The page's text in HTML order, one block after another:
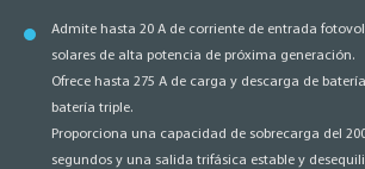
Admite hasta 20 A de corriente de entrada
solares de alta potencia de próxima generación.
Ofrece hasta 275 A de carga y descarga de
batería triple.
Proporciona una capacidad de sobrecarga del
segundos y una salida trifásica estable y